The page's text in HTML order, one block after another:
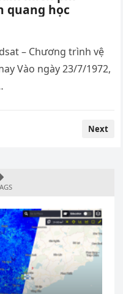
quang học
– Chương trình vệ
Vào ngày 23/7/1972,
Next